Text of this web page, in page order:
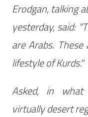
Erodgan, talking
yesterday, said:
are Arabs.
lifestyle of Kurds."
Asked, in what
virtually desert